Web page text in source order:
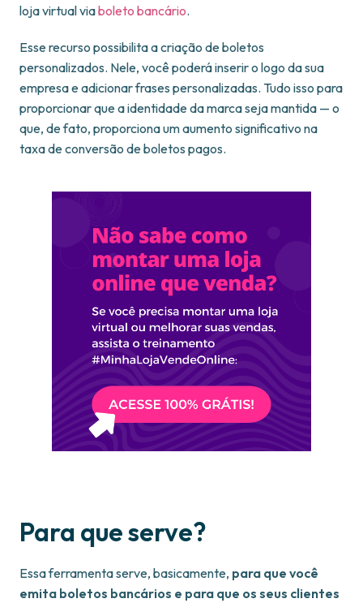
loja virtual viaboleto bancário.
Esse recurso possibilita a criação de boletos
personalizados. Nele, você poderá inserir o logo da sua
empresa e adicionar frases personalizadas. Tudo isso para
proporcionar que a identidade da marca seja mantida — o
que, de fato, proporciona um aumento significativo na
taxa de conversão de boletos pagos.
Para que serve?
Essa ferramenta serve, basicamente, para que você
emita boletos bancários e para que os seus clientes